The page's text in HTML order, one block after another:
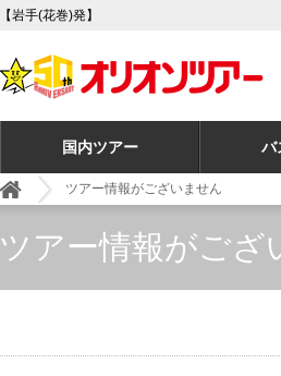
【岩手(花巻)発】
国内ツアー バ
ツアー情報がございません
ツアー情報がござ